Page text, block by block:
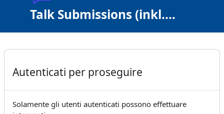
Talk Submissions (inkl.
Lightning Talks)
Autenticati per proseguire
Solamente gli utenti autenticati possono effettuare